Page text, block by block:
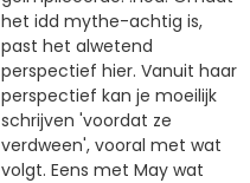
het idd mythe-achtig is,
past het alwetend
perspectief hier. Vanuit haar
perspectief kan je moeilijk
schrijven 'voordat ze
verdween', vooral met wat
volgt. Eens met May wat